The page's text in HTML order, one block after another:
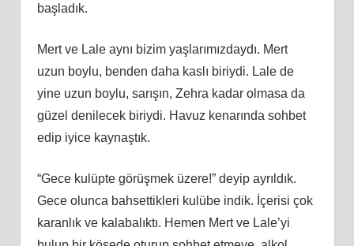
başladık.
Mert ve Lale aynı bizim yaşlarımızdaydı. Mert
uzun boylu, benden daha kaslı biriydi. Lale de
yine uzun boylu, sarışın, Zehra kadar olmasa da
güzel denilecek biriydi. Havuz kenarında sohbet
edip iyice kaynaştık.
“Gece kulüpte görüşmek üzere!” deyip ayrıldık.
Gece olunca bahsettikleri kulübe indik. İçerisi çok
karanlık ve kalabalıktı. Hemen Mert ve Lale’yi